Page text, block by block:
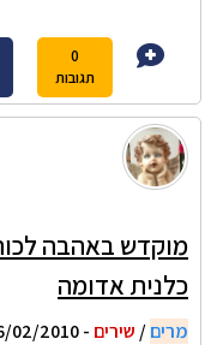
0
תגובות
מוקדש באהבה
כלנית אדומה
מרים/ שירים - 16/02/2010 15:56